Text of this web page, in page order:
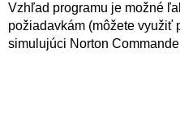
Vzhľad programu je možné
požiadavkám (môžete využiť
simulujúci Norton